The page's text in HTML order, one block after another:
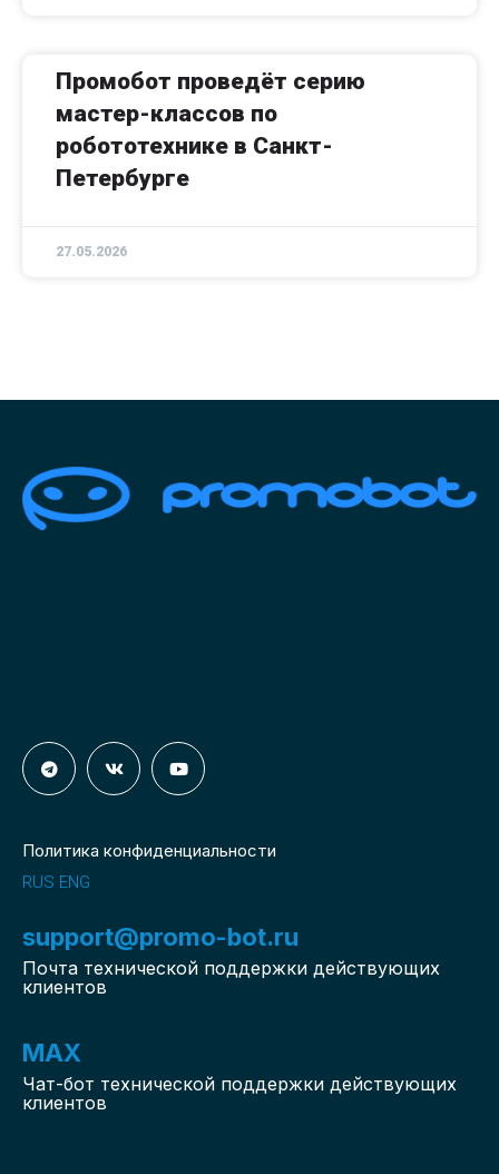
Промобот проведёт серию
мастер-классов по
робототехнике в Санкт-
Петербурге
27.05.2026
Политика конфиденциальности
RUS ENG
support@promo-bot.ru
Почта технической поддержки действующих
клиентов
MAX
Чат-бот технической поддержки действующих
клиентов